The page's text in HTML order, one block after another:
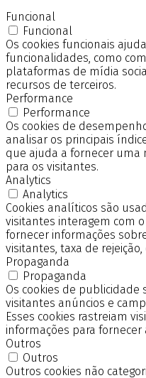
Funcional
Funcional
Os cookies funcionais
funcionalidades, como
plataformas de mídia
recursos de terceiros.
Performance
Performance
Os cookies de
analisar os principais
que ajuda a fornecer uma
para os visitantes.
Analytics
Analytics
Cookies analíticos são
visitantes interagem com
fornecer informações
visitantes, taxa de
Propaganda
Propaganda
Os cookies de publicidade
visitantes anúncios e
Esses cookies rastreiam
informações para
Outros
Outros
Outros cookies não